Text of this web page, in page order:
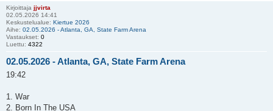
Kirjoittaja jjvirta
02.05.2026 14:41
Keskustelualue: Kiertue 2026
Aihe: 02.05.2026 - Atlanta, GA, State Farm Arena
Vastaukset: 0
Luettu: 4322
02.05.2026 - Atlanta, GA, State Farm Arena
19:42
1. War
2. Born In The USA